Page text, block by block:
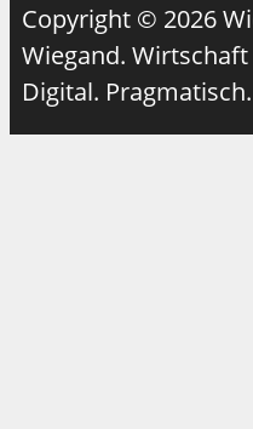
Copyright © 2026
Wiegand.
Digital. Pragmatisch.